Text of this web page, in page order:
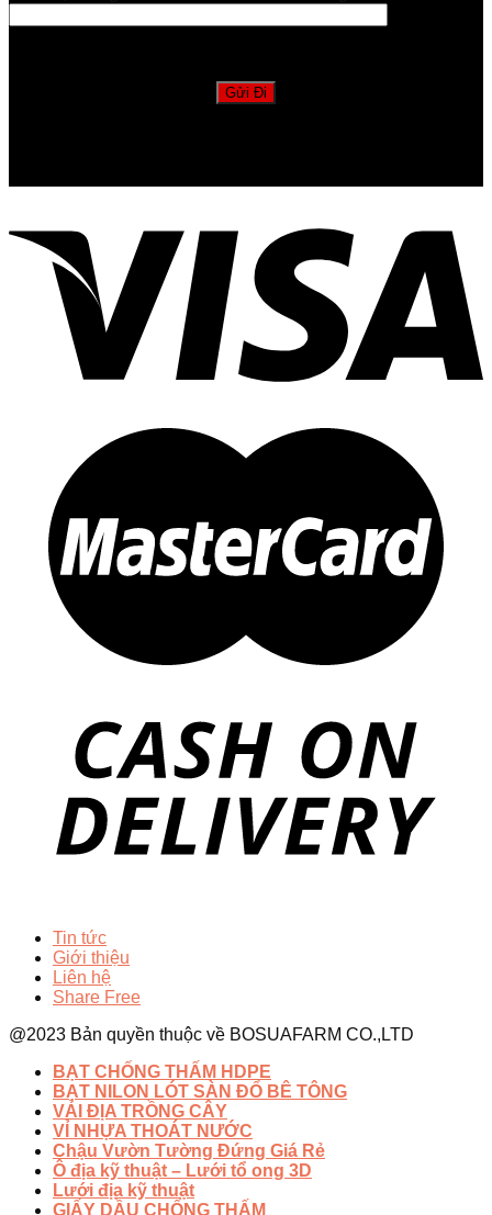
Tin tức
Giới thiệu
Liên hệ
Share Free
@2023 Bản quyền thuộc về BOSUAFARM CO.,LTD
BẠT CHỐNG THẤM HDPE
BẠT NILON LÓT SÀN ĐỔ BÊ TÔNG
VẢI ĐỊA TRỒNG CÂY
VỈ NHỰA THOÁT NƯỚC
Chậu Vườn Tường Đứng Giá Rẻ
Ô địa kỹ thuật – Lưới tổ ong 3D
Lưới địa kỹ thuật
GIẤY DẦU CHỐNG THẤM